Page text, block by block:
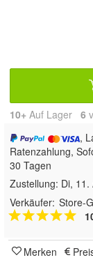
10+ Auf Lager 6
,
Ratenzahlung,
30 Tagen
Zustellung: Di, 11.
Verkäufer: Store-
Merken